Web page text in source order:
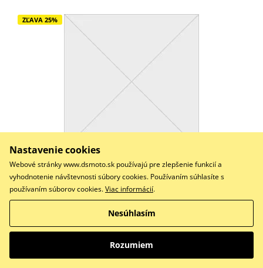
ZĽAVA 25%
254,25 € Na objednávku
Do košíka
Davidson, zvyšující brzdnou sílu a…
Nastavenie cookies
Webové stránky www.dsmoto.sk používajú pre zlepšenie funkcií a
vyhodnotenie návštevnosti súbory cookies. Používaním súhlasíte s
používaním súborov cookies.Viac informácií.
Nesúhlasím
Rozumiem